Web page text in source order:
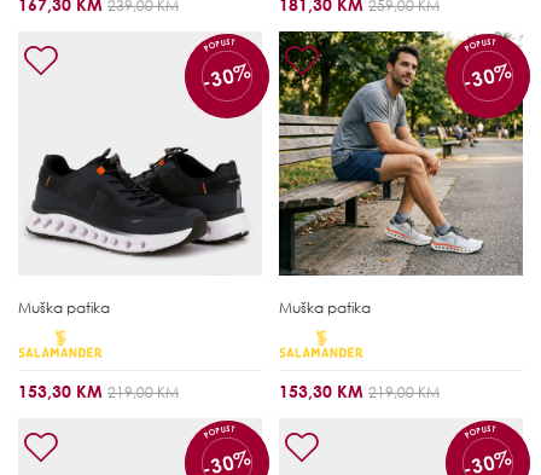
167,30 KM 239,00 KM 181,30 KM 259,00 KM
POPUST
-30%
Muška patika
153,30 KM 219,00 KM
POPUST
-30%
Muška patika
153,30 KM 219,00 KM
POPUST
-30%
POPUST
-30%